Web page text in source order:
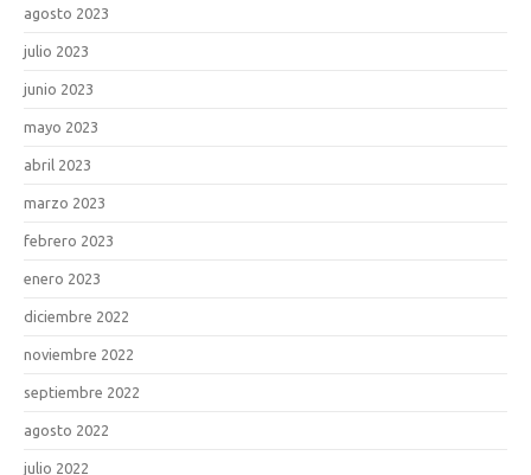
agosto 2023
julio 2023
junio 2023
mayo 2023
abril 2023
marzo 2023
febrero 2023
enero 2023
diciembre 2022
noviembre 2022
septiembre 2022
agosto 2022
julio 2022